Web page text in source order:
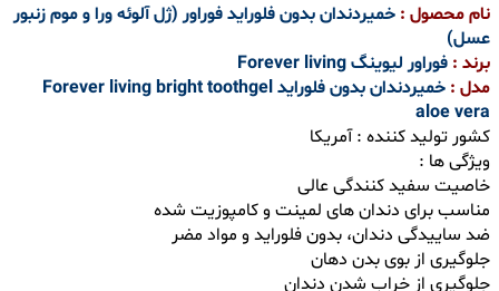
نام محصول : خمیردندان بدون فلوراید فوراور (ژل آلوئه ورا و موم زنبور
عسل)
برند : فوراور لیوینگ Forever living
مدل :
خمیردندان بدون فلوراید Forever living bright toothgel
aloe vera
کشور تولید کننده : آمریکا
ویژگی ها :
خاصیت سفید کنندگی عالی
مناسب برای دندان های لمینت و کامپوزیت شده
ضد ساییدگی دندان، بدون فلوراید و مواد مضر
جلوگیری از بوی بدن دهان
جلوگیری از خراب شدن دندان